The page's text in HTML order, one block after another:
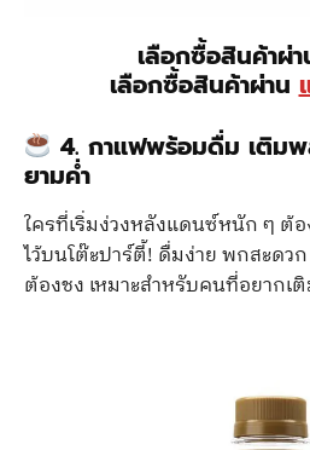
เลือกซื้อสินค้าผ่า
เลือกซื้อสินค้าผ่าน
4. กาแฟพร้อมดื่ม เติม
ยามค่ำ
ใครที่เริ่มง่วงหลังแดนซ์หนัก ๆ ต้
ไว้บนโต๊ะปาร์ตี้! ดื่มง่าย พกสะดว
ต้องชง เหมาะสำหรับคนที่อยาก